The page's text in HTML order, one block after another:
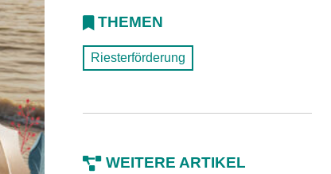
THEMEN
Riesterförderung
WEITERE ARTIKEL